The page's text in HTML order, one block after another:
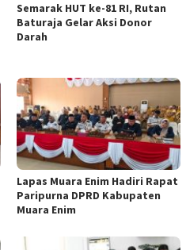
Semarak HUT ke-81 RI, Rutan
Baturaja Gelar Aksi Donor
Darah
Lapas Muara Enim Hadiri Rapat
Paripurna DPRD Kabupaten
Muara Enim